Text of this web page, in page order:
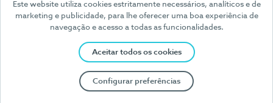
Este website utiliza cookies estritamente necessários, analíticos e de
marketing e publicidade, para lhe oferecer uma boa experiência de
navegação e acesso a todas as funcionalidades.
Aceitar todos os cookies
Configurar preferências